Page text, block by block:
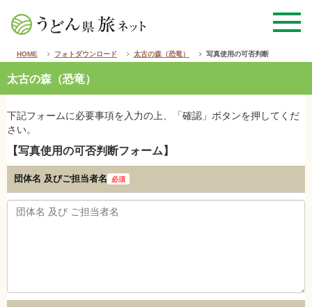
HOME フォトダウンロード 太古の森（恐竜） 写真使用の可否判断
太古の森（恐竜）
下記フォームに必要事項を入力の上、「確認」ボタンを押してくだ
さい。
【写真使用の可否判断フォーム】
団体名 及びご担当者名 必須